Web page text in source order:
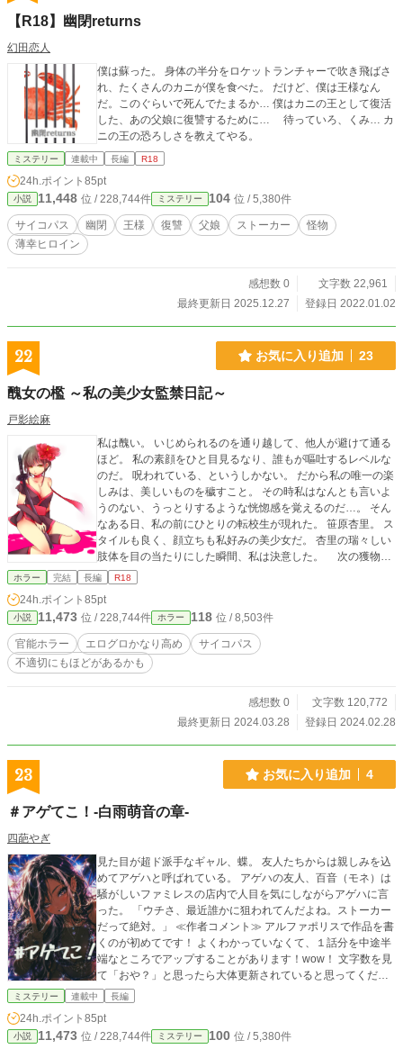
【R18】幽閉returns
幻田恋人
僕は蘇った。 身体の半分をロケットランチャーで吹き飛ばさ
れ、たくさんのカニが僕を食べた。 だけど、僕は王様なん
だ。このぐらいで死んでたまるか… 僕はカニの王として復活
した、あの父娘に復讐するために… 待っていろ、くみ… カ
ニの王の恐ろしさを教えてやる。
ミステリー 連載中 長編 R18
24h.ポイント 85pt
小説 11,448 位 / 228,744件 ミステリー 104 位 / 5,380件
サイコパス 幽閉 王様 復讐 父娘 ストーカー
怪物
薄幸ヒロイン
感想数 0
文字数 22,961
最終更新日 2025.12.27
登録日 2022.01.02
22 お気に入り追加 23
醜女の檻 ～私の美少女監禁日記～
戸影絵麻
私は醜い。 いじめられるのを通り越して、他人が避けて通る
ほど。 私の素顔をひと目見るなり、誰もが嘔吐するレベルな
のだ。 呪われている、というしかない。 だから私の唯一の楽
しみは、美しいものを穢すこと。 その時私はなんとも言いよ
うのない、うっとりするような恍惚感を覚えるのだ…。 そん
なある日、私の前にひとりの転校生が現れた。 笹原杏里。 ス
タイルも良く、顔立ちも私好みの美少女だ。 杏里の瑞々しい
肢体を目の当たりにした瞬間、私は決意した。 次の獲物
は、この娘にしよう。 こいつを私の”檻”に誘い込み、監禁し
版です。
ホラー 完結 長編 R18
24h.ポイント 85pt
小説 11,473 位 / 228,744件 ホラー 118 位 / 8,503件
官能ホラー エログロかなり高め
サイコパス
不適切にもほどがあるかも
感想数 0
文字数 120,772
最終更新日 2024.03.28
登録日 2024.02.28
23 お気に入り追加 4
＃アゲてこ！‐白雨萌音の章‐
四葩やぎ
見た目が超ド派手なギャル、蝶。 友人たちからは親しみを込
めてアゲハと呼ばれている。 アゲハの友人、百音（モネ）は
騒がしいファミレスの店内で人目を気にしながらアゲハに言
った。 「ウチさ、最近誰かに狙われてんだよね。ストーカー
だって絶対。」 ≪作者コメント≫ アルファポリスで作品を書
くのが初めてです！ よくわかっていなくて、１話分を中途半
端なところでアップすることがあります！wow！ 文字数を見
て「おや？」と思ったら大体更新されていると思ってくださ
い！
ミステリー 連載中 長編
24h.ポイント 85pt
小説 11,473 位 / 228,744件 ミステリー 100 位 / 5,380件